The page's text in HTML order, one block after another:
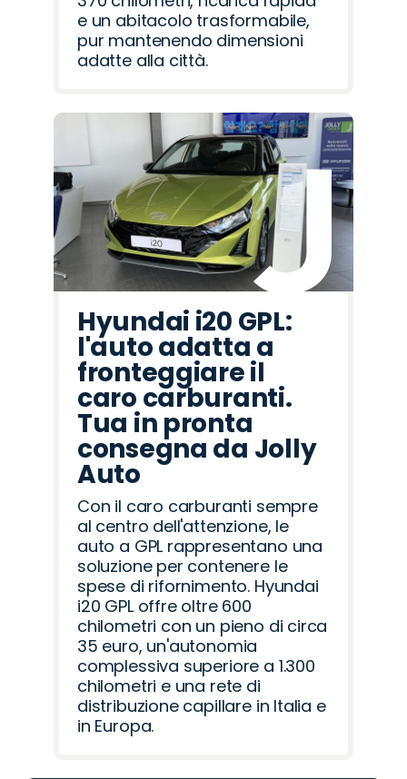
e un abitacolo trasformabile,
pur mantenendo dimensioni
adatte alla città.
Hyundai i20 GPL:
l'auto adatta a
fronteggiare il
caro carburanti.
Tua in pronta
consegna da Jolly
Auto
Con il caro carburanti sempre
al centro dell'attenzione, le
auto a GPL rappresentano una
soluzione per contenere le
spese di rifornimento. Hyundai
i20 GPL offre oltre 600
chilometri con un pieno di circa
35 euro, un'autonomia
complessiva superiore a 1.300
chilometri e una rete di
distribuzione capillare in Italia e
in Europa.